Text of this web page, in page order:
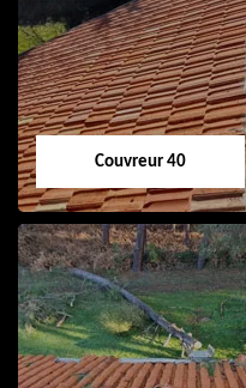
Couvreur 40
Couvreur 40